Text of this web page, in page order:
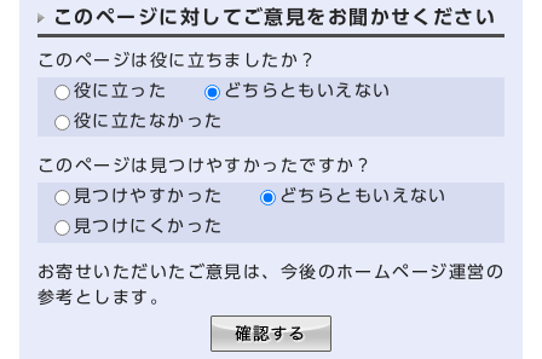
このページに対してご意見をお聞かせください
このページは役に立ちましたか？
役に立った
どちらともいえない
役に立たなかった
このページは見つけやすかったですか？
見つけやすかった
どちらともいえない
見つけにくかった
お寄せいただいたご意見は、今後のホームページ運営の
参考とします。